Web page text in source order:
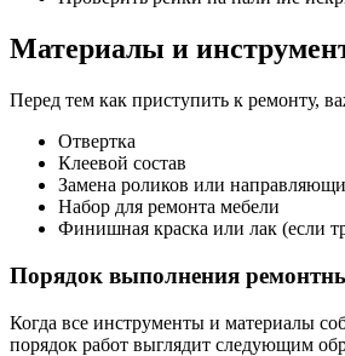
Материалы и
Перед тем как приступить к ремонту,
Отвертка
Клеевой состав
Замена роликов или
Набор для ремонта мебели
Финишная краска или лак (если
Порядок выполнения
Когда все инструменты и материалы
порядок работ выглядит следующим